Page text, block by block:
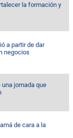
la formación y
a partir de dar
negocios
jornada que
de cara a la